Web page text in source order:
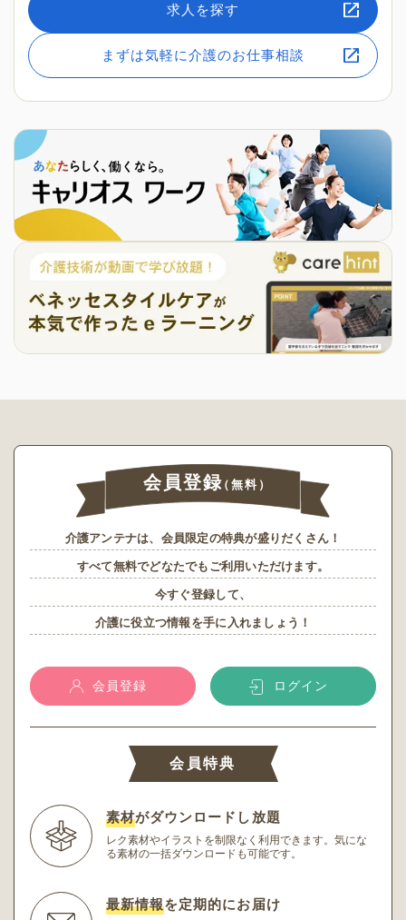
求人を探す
まずは気軽に介護のお仕事相談
会員登録（無料）
介護アンテナは、会員限定の特典が盛りだくさん！
すべて無料でどなたでもご利用いただけます。
今すぐ登録して、
介護に役立つ情報を手に入れましょう！
会員登録 ログイン
会員特典
素材がダウンロードし放題
レク素材やイラストを制限なく利用できます。 気にな
る素材の一括ダウンロードも可能です。
最新情報を定期的にお届け